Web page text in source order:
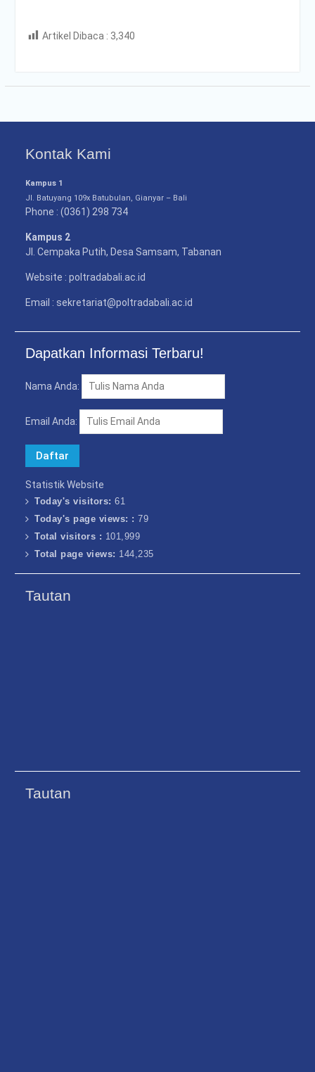
Artikel Dibaca : 3,340
Kontak Kami
Kampus 1
Jl. Batuyang 109x Batubulan, Gianyar – Bali
Phone : (0361) 298 734
Kampus 2
Jl. Cempaka Putih, Desa Samsam, Tabanan
Website : poltradabali.ac.id
Email : sekretariat@poltradabali.ac.id
Dapatkan Informasi Terbaru!
Nama Anda:
Email Anda:
Statistik Website
Today's visitors:61
Today's page views: :79
Total visitors : 101,999
Total page views: 144,235
Tautan
Tautan